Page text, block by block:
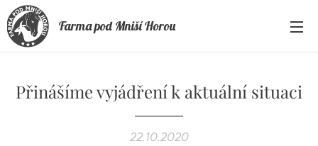
Farma pod Mniší Horou
Přinášíme vyjádření k aktuální situaci
22.10.2020